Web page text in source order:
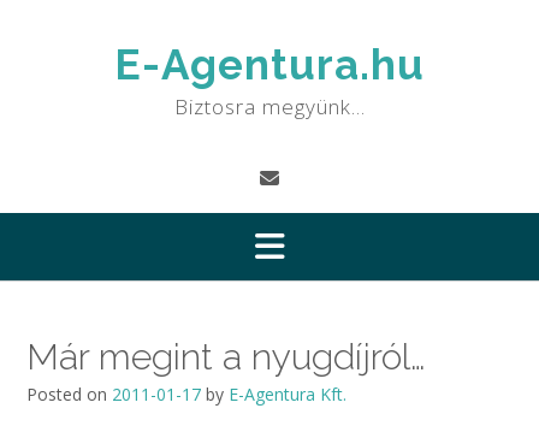
E-Agentura.hu
Biztosra megyünk…
Már megint a nyugdíjról…
Posted on 2011-01-17 by E-Agentura Kft.